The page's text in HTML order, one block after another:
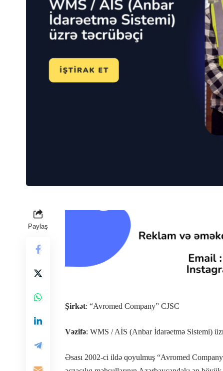
Paylaş
Şirkət: “Avromed Company” CJSC
Vəzifə: WMS / AİS (Anbar İdarəetmə Sistemi)
Əsası 2002-ci ildə qoyulmuş “Avromed